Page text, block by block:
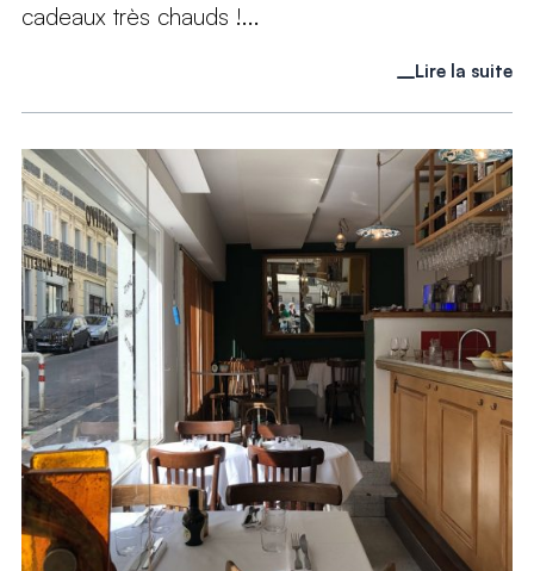
cadeaux très chauds !...
Lire la suite